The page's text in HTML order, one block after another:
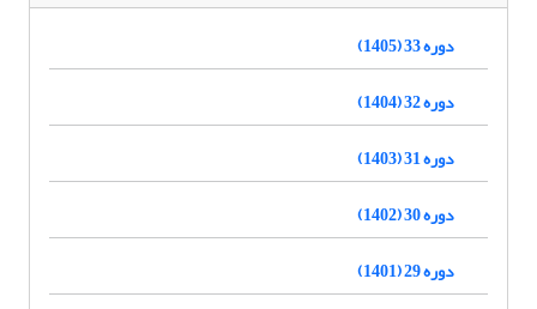
دوره 33 (1405)
دوره 32 (1404)
دوره 31 (1403)
دوره 30 (1402)
دوره 29 (1401)